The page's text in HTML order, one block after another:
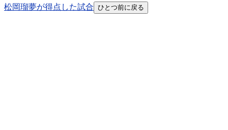
松岡瑠夢が得点した試合 ひとつ前に戻る